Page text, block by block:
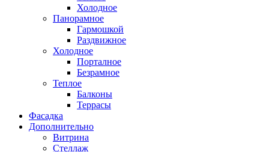
Холодное
Панорамное
Гармошкой
Раздвижное
Холодное
Порталное
Безрамное
Теплое
Балконы
Террасы
Фасадка
Дополнительно
Витрина
Стеллаж